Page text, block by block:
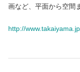
画など、平面から空間
http://